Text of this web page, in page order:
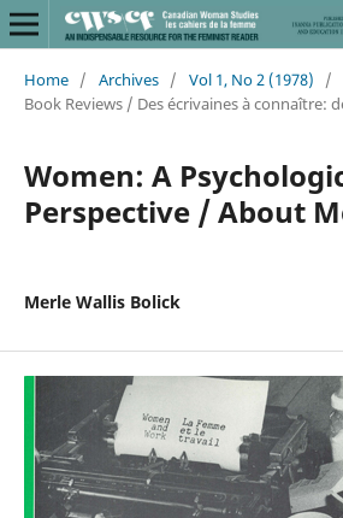
Home / Archives / Vol 1, No 2 (1978)
/
Book Reviews / Des écrivaines à connaître:
Women: A
Perspective / About
Merle Wallis Bolick